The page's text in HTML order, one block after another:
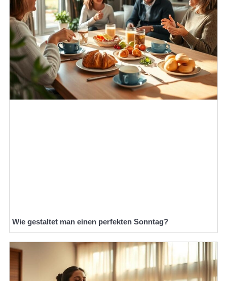
Wie gestaltet man einen perfekten Sonntag?